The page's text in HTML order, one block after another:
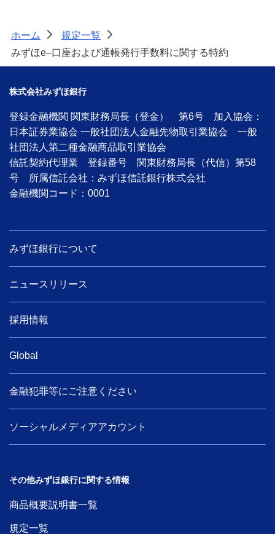
ホーム > 規定一覧
>
みずほe–口座および通帳発行手数料に関する特約
株式会社みずほ銀行
登録金融機関 関東財務局長（登金） 第6号 加入協会：
日本証券業協会 一般社団法人金融先物取引業協会 一般
社団法人第二種金融商品取引業協会
信託契約代理業 登録番号 関東財務局長（代信）第58
号 所属信託会社：みずほ信託銀行株式会社
金融機関コード：0001
みずほ銀行について
ニュースリリース
採用情報
Global
金融犯罪等にご注意ください
ソーシャルメディアアカウント
その他みずほ銀行に関する情報
商品概要説明書一覧
規定一覧